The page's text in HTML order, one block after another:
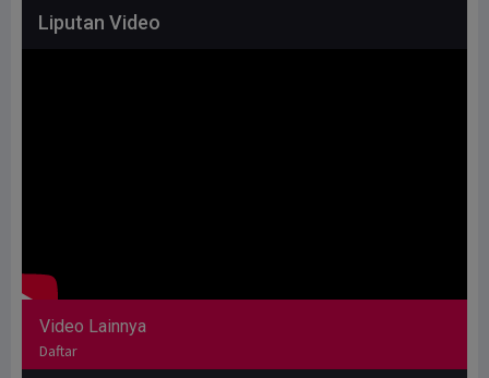
Liputan Video
Video Lainnya
Daftar